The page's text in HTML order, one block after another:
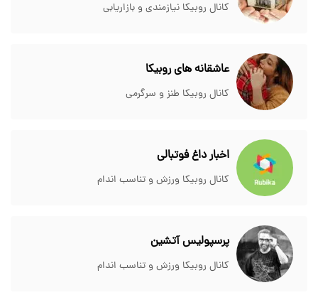
کانال روبیکا نیازمندی و بازاریابی
عاشقانه های روبیکا
کانال روبیکا طنز و سرگرمی
اخبار داغ فوتبالی
کانال روبیکا ورزش و تناسب اندام
پرسپولیس آتشین
کانال روبیکا ورزش و تناسب اندام